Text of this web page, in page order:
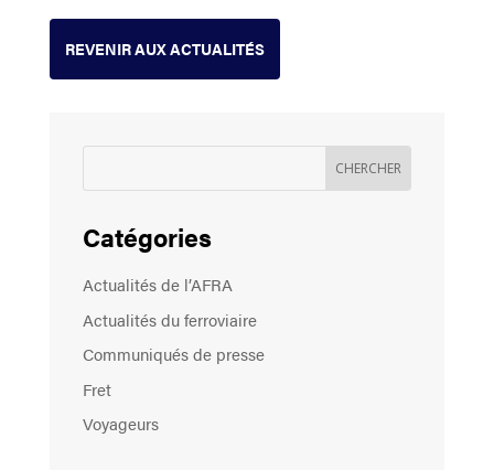
REVENIR AUX ACTUALITÉS
Catégories
Actualités de l’AFRA
Actualités du ferroviaire
Communiqués de presse
Fret
Voyageurs